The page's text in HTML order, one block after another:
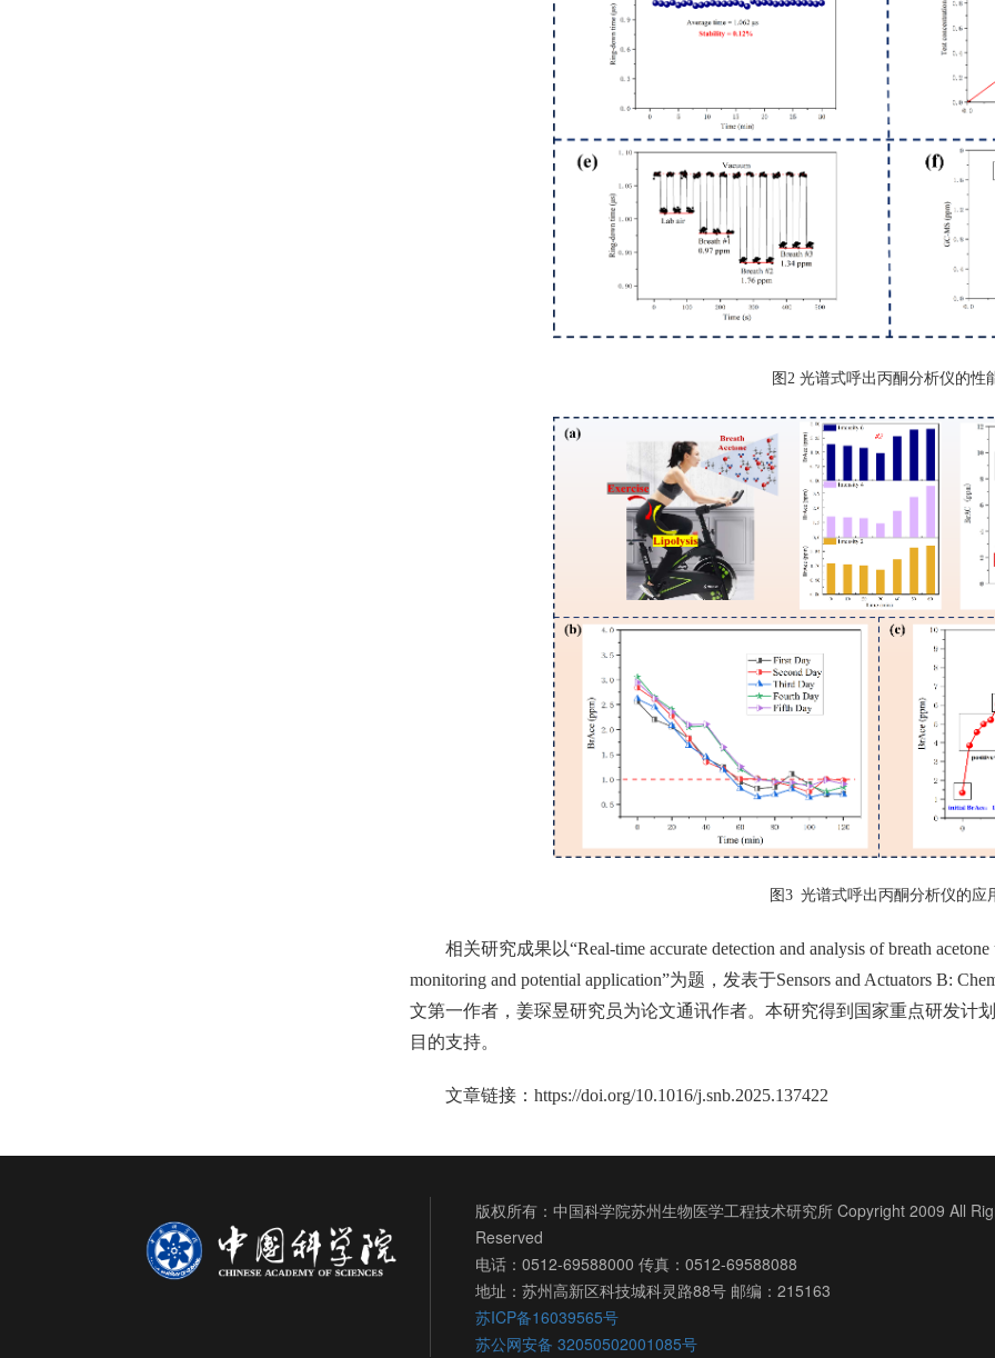
图 2 光谱式呼出丙酮分析仪的性
图3 光谱式呼出丙酮分析仪的应
相关研究成果以“Real-time accurate detection and analysis of breath
monitoring and potential application”为题，发表于Sensors and Actuators B:
文第一作者，姜琛昱研究员为论文通讯作者。本研究得到国家重点研发计
目的支持。
文章链接：https://doi.org/10.1016/j.snb.2025.137422
版权所有：中国科学院苏州生物医学工程技术研究所 Copyright 2009 All
Reserved
电话：0512-69588000 传真：0512-69588088
地址：苏州高新区科技城科灵路88号 邮编：215163
苏ICP备16039565号
苏公网安备 32050502001085号